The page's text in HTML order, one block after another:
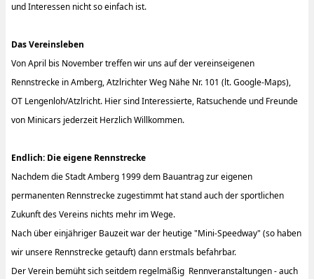
und Interessen nicht so einfach ist.
Das Vereinsleben
Von April bis November treffen wir uns auf der vereinseigenen
Rennstrecke in Amberg, Atzlrichter Weg Nähe Nr. 101 (lt. Google-Maps),
OT Lengenloh/Atzlricht. Hier sind Interessierte, Ratsuchende und Freunde
von Minicars jederzeit Herzlich Willkommen.
Endlich: Die eigene Rennstrecke
Nachdem die Stadt Amberg 1999 dem Bauantrag zur eigenen
permanenten Rennstrecke zugestimmt hat stand auch der sportlichen
Zukunft des Vereins nichts mehr im Wege.
Nach über einjähriger Bauzeit war der heutige "Mini-Speedway" (so haben
wir unsere Rennstrecke getauft) dann erstmals befahrbar.
Der Verein bemüht sich seitdem regelmäßig Rennveranstaltungen - auch